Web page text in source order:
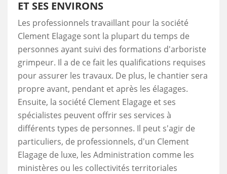
ET SES ENVIRONS
Les professionnels travaillant pour la société
Clement Elagage sont la plupart du temps de
personnes ayant suivi des formations d'arboriste
grimpeur. Il a de ce fait les qualifications requises
pour assurer les travaux. De plus, le chantier sera
propre avant, pendant et après les élagages.
Ensuite, la société Clement Elagage et ses
spécialistes peuvent offrir ses services à
différents types de personnes. Il peut s'agir de
particuliers, de professionnels, d'un Clement
Elagage de luxe, les Administration comme les
ministères ou les collectivités territoriales